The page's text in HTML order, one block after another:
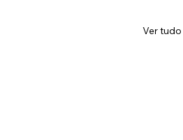
Ver tudo